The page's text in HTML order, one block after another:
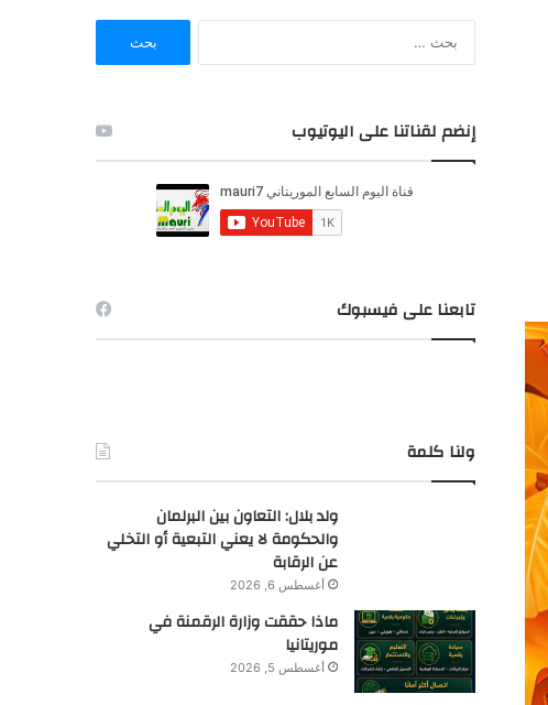
:
إنضم لقناتنا على اليوتيوب
تابعنا على فيسبوك
ولنا كلمة
ولد بلال: التعاون بين البرلمان
والحكومة لا يعني التبعية أو التخلي
عن الرقابة
أغسطس 6, 2026
ماذا حققت وزارة الرقمنة في
موريتانيا
أغسطس 5, 2026